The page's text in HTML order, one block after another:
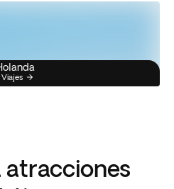
Viajes
atracciones